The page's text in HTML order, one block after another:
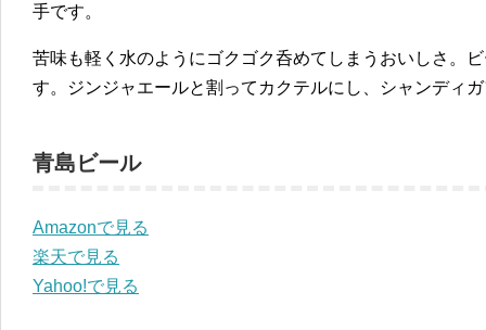
手です。
苦味も軽く水のようにゴクゴク呑めてしまうおいしさ。
す。ジンジャエールと割ってカクテルにし、シャンディ
青島ビール
Amazonで見る
楽天で見る
Yahoo!で見る